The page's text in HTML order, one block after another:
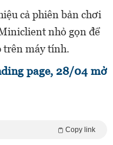
cả phiên bản chơi
nhỏ gọn để
trên máy tính.
page, 28/04 mở
Copy link